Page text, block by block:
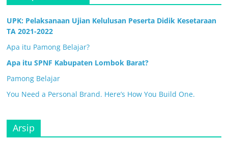
UPK: Pelaksanaan Ujian Kelulusan Peserta Didik Kesetaraan
TA 2021-2022
Apa itu Pamong Belajar?
Apa itu SPNF Kabupaten Lombok Barat?
Pamong Belajar
You Need a Personal Brand. Here’s How You Build One.
Arsip